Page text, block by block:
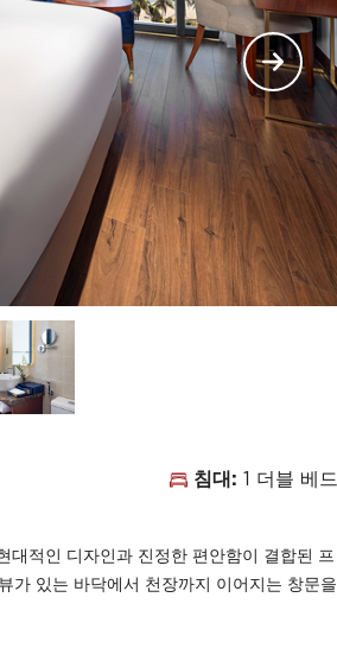
침대: 1 더블 베드
대적인 디자인과 진정한 편안함이 결합된 프
가 있는 바닥에서 천장까지 이어지는 창문을